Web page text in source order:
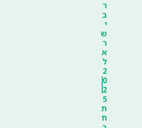
ר
ב
י
ש
ר
א
ל
2
0
2
5
ת
ח